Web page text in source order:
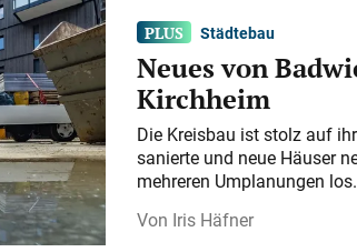
Städtebau
Neues von
Kirchheim
Die Kreisbau ist stolz auf
sanierte und neue Häuser
mehreren Umplanungen los.
Iris Häfner